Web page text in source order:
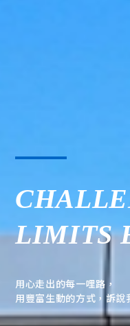
LIMITS
用心走出的每一哩路，
用豐富生動的方式，訴說